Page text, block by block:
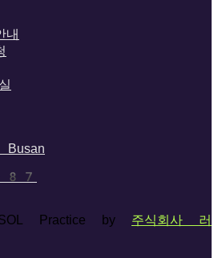
Practice by 주식회사 러